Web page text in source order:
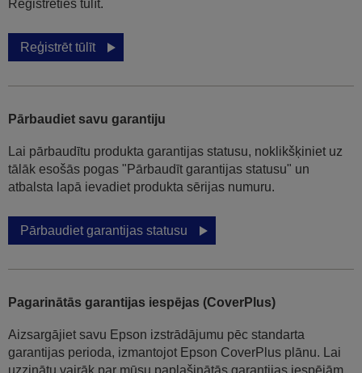
Reģistrēties tūlīt.
Reģistrēt tūlīt
Pārbaudiet savu garantiju
Lai pārbaudītu produkta garantijas statusu, noklikšķiniet uz
tālāk esošās pogas "Pārbaudīt garantijas statusu" un
atbalsta lapā ievadiet produkta sērijas numuru.
Pārbaudiet garantijas statusu
Pagarinātās garantijas iespējas (CoverPlus)
Aizsargājiet savu Epson izstrādājumu pēc standarta
garantijas perioda, izmantojot Epson CoverPlus plānu. Lai